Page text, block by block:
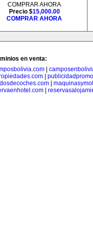
COMPRAR AHORA
Precio $15,000.00
COMPRAR AHORA
en venta:
|
|